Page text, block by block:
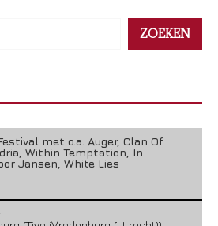
ZOEKEN
met o.a. Auger, Clan Of
Within Temptation, In
Jansen, White Lies